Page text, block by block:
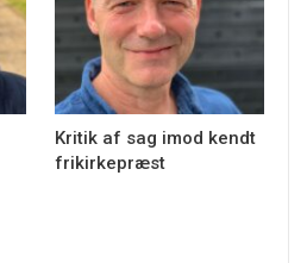
Kritik af sag imod kendt
frikirkepræst